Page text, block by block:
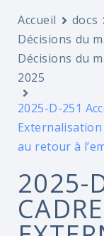
Accueil docs
Décisions du
Décisions du
2025
2025-D-251
Externalisation
au retour à
2025-